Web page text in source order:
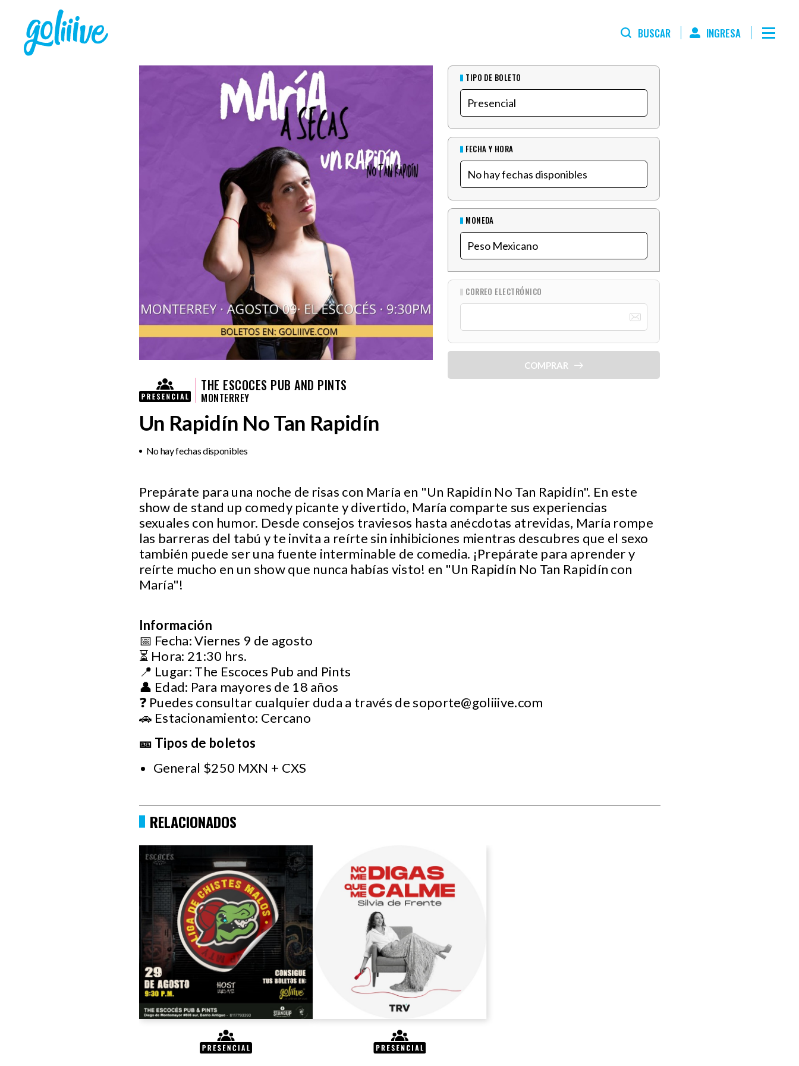
BUSCAR INGRESA
THE ESCOCES PUB AND PINTS
MONTERREY
Un Rapidín No Tan Rapidín
No hay fechas disponibles
TIPO DE BOLETO
FECHA Y HORA
MONEDA
CORREO ELECTRÓNICO
COMPRAR
Prepárate para una noche de risas con María en "Un Rapidín No Tan Rapidín". En este
show de stand up comedy picante y divertido, María comparte sus experiencias
sexuales con humor. Desde consejos traviesos hasta anécdotas atrevidas, María rompe
las barreras del tabú y te invita a reírte sin inhibiciones mientras descubres que el sexo
también puede ser una fuente interminable de comedia. ¡Prepárate para aprender y
reírte mucho en un show que nunca habías visto! en "Un Rapidín No Tan Rapidín con
María"!
Información
📅 Fecha: Viernes 9 de agosto
⏳ Hora: 21:30 hrs.
📍 Lugar: The Escoces Pub and Pints
👤 Edad: Para mayores de 18 años
❓ Puedes consultar cualquier duda a través desoporte@goliiive.com
🚗 Estacionamiento: Cercano
🎫 Tipos de boletos
General $250 MXN + CXS
RELACIONADOS